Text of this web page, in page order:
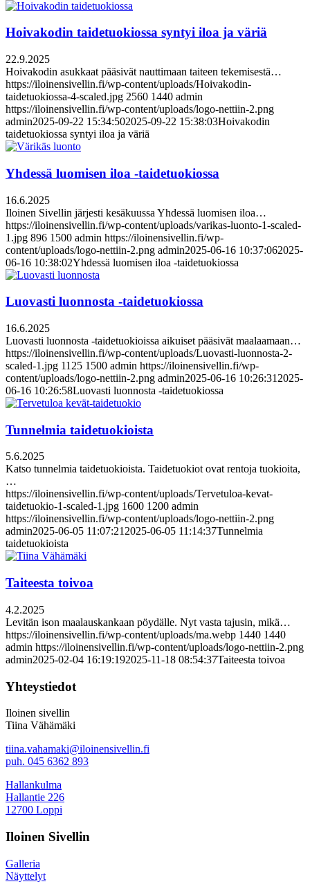
Hoivakodin taidetuokiossa syntyi iloa ja väriä
22.9.2025
Hoivakodin asukkaat pääsivät nauttimaan taiteen tekemisestä…
https://iloinensivellin.fi/wp-content/uploads/Hoivakodin-
taidetuokiossa-4-scaled.jpg 2560 1440 admin
https://iloinensivellin.fi/wp-content/uploads/logo-nettiin-2.png
admin2025-09-22 15:34:502025-09-22 15:38:03Hoivakodin
taidetuokiossa syntyi iloa ja väriä
Yhdessä luomisen iloa -taidetuokiossa
16.6.2025
Iloinen Sivellin järjesti kesäkuussa Yhdessä luomisen iloa…
https://iloinensivellin.fi/wp-content/uploads/varikas-luonto-1-scaled-
1.jpg 896 1500 admin https://iloinensivellin.fi/wp-
content/uploads/logo-nettiin-2.png admin2025-06-16 10:37:062025-
06-16 10:38:02Yhdessä luomisen iloa -taidetuokiossa
Luovasti luonnosta -taidetuokiossa
16.6.2025
Luovasti luonnosta -taidetuokioissa aikuiset pääsivät maalaamaan…
https://iloinensivellin.fi/wp-content/uploads/Luovasti-luonnosta-2-
scaled-1.jpg 1125 1500 admin https://iloinensivellin.fi/wp-
content/uploads/logo-nettiin-2.png admin2025-06-16 10:26:31 2025-
06-16 10:26:58Luovasti luonnosta -taidetuokiossa
Tunnelmia taidetuokioista
5.6.2025
Katso tunnelmia taidetuokioista. Taidetuokiot ovat rentoja tuokioita,
…
https://iloinensivellin.fi/wp-content/uploads/Tervetuloa-kevat-
taidetuokio-1-scaled-1.jpg 1600 1200 admin
https://iloinensivellin.fi/wp-content/uploads/logo-nettiin-2.png
admin2025-06-05 11:07:21 2025-06-05 11:14:37Tunnelmia
taidetuokioista
Taiteesta toivoa
4.2.2025
Levitän ison maalauskankaan pöydälle. Nyt vasta tajusin, mikä…
https://iloinensivellin.fi/wp-content/uploads/ma.webp 1440 1440
admin https://iloinensivellin.fi/wp-content/uploads/logo-nettiin-2.png
admin2025-02-04 16:19:192025-11-18 08:54:37Taiteesta toivoa
Yhteystiedot
Iloinen sivellin
Tiina Vähämäki
tiina.vahamaki@iloinensivellin.fi
puh. 045 6362 893
Hallankulma
Hallantie 226
12700 Loppi
Iloinen Sivellin
Galleria
Näyttelyt